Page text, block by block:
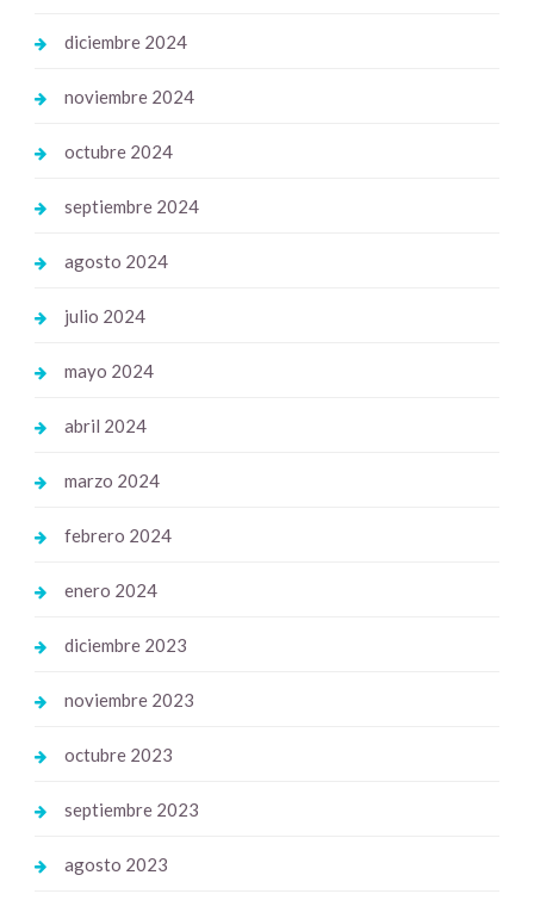
diciembre 2024
noviembre 2024
octubre 2024
septiembre 2024
agosto 2024
julio 2024
mayo 2024
abril 2024
marzo 2024
febrero 2024
enero 2024
diciembre 2023
noviembre 2023
octubre 2023
septiembre 2023
agosto 2023